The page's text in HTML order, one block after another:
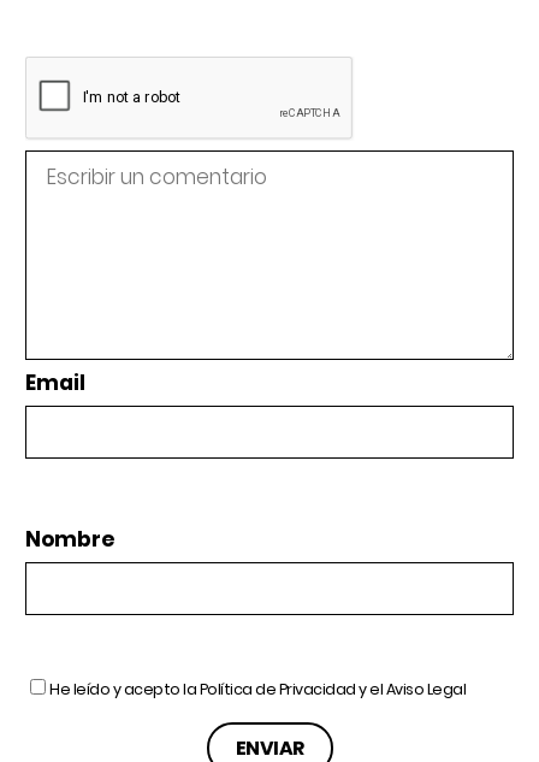
Email
Nombre
He leído y acepto laPolítica de Privacidady elAviso Legal